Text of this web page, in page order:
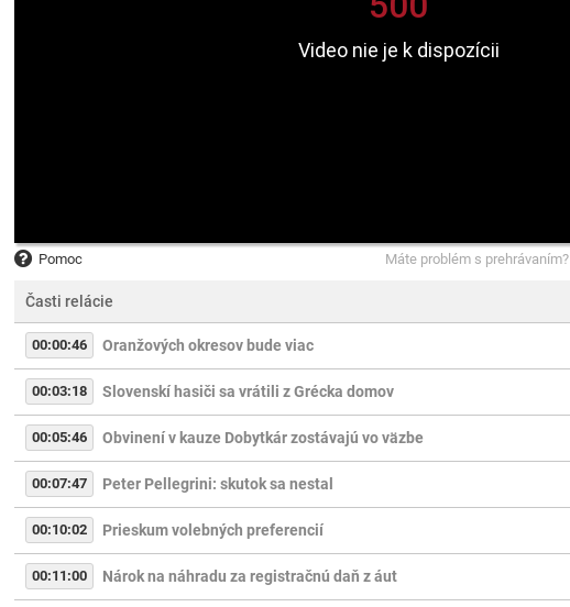
Pomoc Máte problém s prehrávaním?
Časti relácie
00:00:46 Oranžových okresov bude viac
00:03:18 Slovenskí hasiči sa vrátili z Grécka domov
00:05:46 Obvinení v kauze Dobytkár zostávajú vo väzbe
00:07:47 Peter Pellegrini: skutok sa nestal
00:10:02 Prieskum volebných preferencií
00:11:00 Nárok na náhradu za registračnú daň z áut